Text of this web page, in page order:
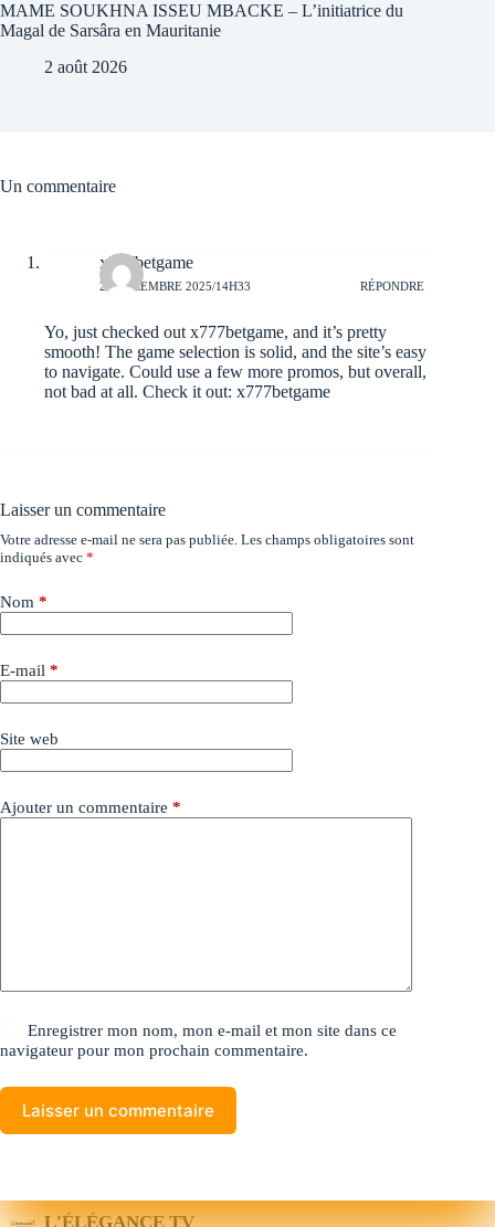
MAME SOUKHNA ISSEU MBACKE – L’initiatrice du
Magal de Sarsâra en Mauritanie
2 août 2026
Un commentaire
x777betgame
29 DÉCEMBRE 2025/14H33 RÉPONDRE
Yo, just checked out x777betgame, and it’s pretty
smooth! The game selection is solid, and the site’s easy
to navigate. Could use a few more promos, but overall,
not bad at all. Check it out: x777betgame
Laisser un commentaire
Votre adresse e-mail ne sera pas publiée. Les champs obligatoires sont
indiqués avec *
Nom *
E-mail *
Site web
Ajouter un commentaire *
Enregistrer mon nom, mon e-mail et mon site dans ce
navigateur pour mon prochain commentaire.
Laisser un commentaire
L'ÉLÉGANCE TV